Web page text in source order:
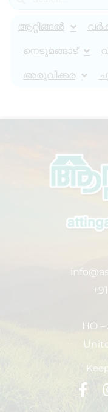
ആറ്റിങ്ങൽ
നെടുമങ്ങാട്
അരുവിക്കര
HO